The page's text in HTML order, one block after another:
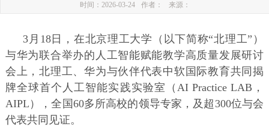
时间：2026-03-24 作者： 来源：
3月18日，在北京理工大学（以下简称“北理工”）
与华为联合举办的人工智能赋能教学高质量发展研讨
会上，北理工、华为与伙伴代表中软国际教育共同揭
牌全球首个人工智能实践实验室（AI Practice LAB，
AIPL），全国60多所高校的领导专家，及超300位与会
代表共同见证。